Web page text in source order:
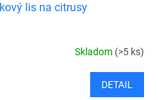
lis na citrusy
Skladom (>5 ks)
DETAIL